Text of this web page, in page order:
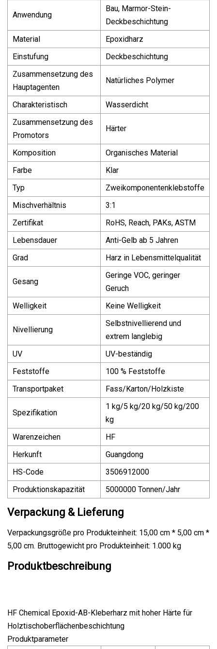
Anwendung
Bau, Marmor-Stein-
Deckbeschichtung
Material
Epoxidharz
Einstufung
Deckbeschichtung
Zusammensetzung des
Hauptagenten
Natürliches Polymer
Charakteristisch
Wasserdicht
Zusammensetzung des
Promotors
Härter
Komposition
Organisches Material
Farbe
Klar
Typ
Zweikomponentenklebstoffe
Mischverhältnis
3:1
Zertifikat
RoHS, Reach, PAKs, ASTM
Lebensdauer
Anti-Gelb ab 5 Jahren
Grad
Harz in Lebensmittelqualität
Gesang
Geringe VOC, geringer
Geruch
Welligkeit
Keine Welligkeit
Nivellierung
Selbstnivellierend und
extrem langlebig
UV
UV-beständig
Feststoffe
100 % Feststoffe
Transportpaket
Fass/Karton/Holzkiste
Spezifikation
1 kg/5 kg/20 kg/50 kg/200
kg
Warenzeichen
HF
Herkunft
Guangdong
HS-Code
3506912000
Produktionskapazität
5000000 Tonnen/Jahr
Verpackung & Lieferung
Verpackungsgröße pro Produkteinheit: 15,00 cm * 5,00 cm *
5,00 cm. Bruttogewicht pro Produkteinheit: 1.000 kg
Produktbeschreibung
HF Chemical Epoxid-AB-Kleberharz mit hoher Härte für
Holztischoberflächenbeschichtung
Produktparameter